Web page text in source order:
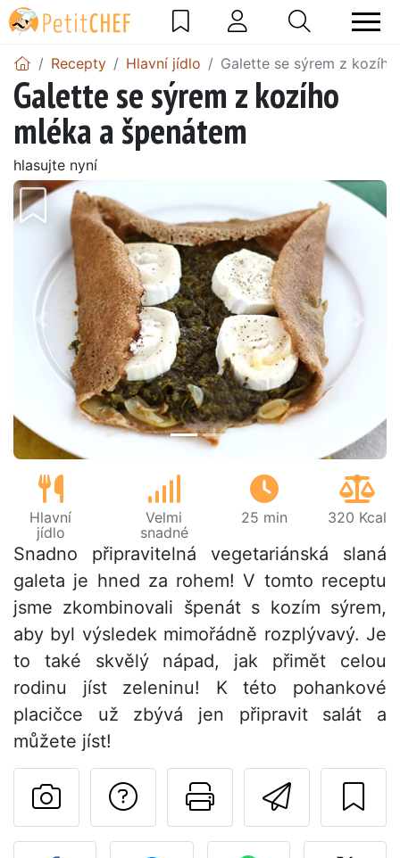
Recepty Hlavní jídlo Galette se sýrem z
Galette se sýrem z kozího
mléka a špenátem
hlasujte nyní
Předchozí
Hlavní
jídlo
Velmi
snadné
25 min 320 Kcal
Snadno připravitelná vegetariánská slaná
galeta je hned za rohem! V tomto receptu
jsme zkombinovali špenát s kozím sýrem,
aby byl výsledek mimořádně rozplývavý. Je
to také skvělý nápad, jak přimět celou
rodinu jíst zeleninu! K této pohankové
placičce už zbývá jen připravit salát a
můžete jíst!
Vytisknout
Položit otázku
Zveřejněte svou